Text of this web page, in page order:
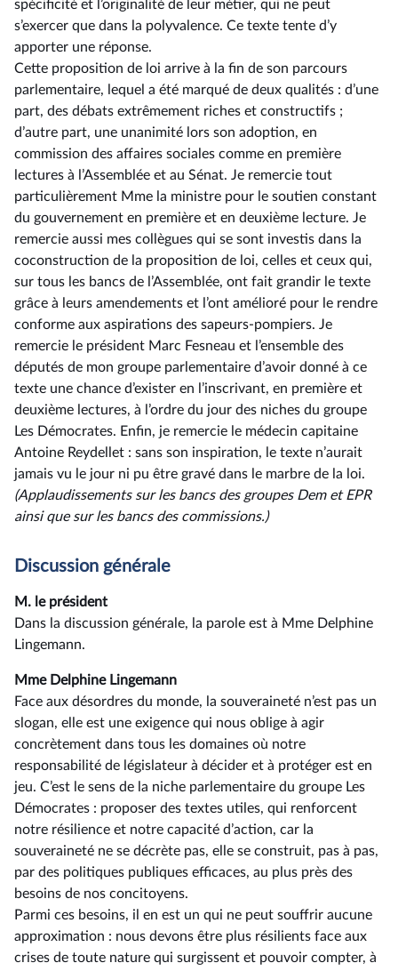
spécificité et l’originalité de leur métier, qui ne peut
s’exercer que dans la polyvalence. Ce texte tente d’y
apporter une réponse.
Cette proposition de loi arrive à la fin de son parcours
parlementaire, lequel a été marqué de deux qualités : d’une
part, des débats extrêmement riches et constructifs ;
d’autre part, une unanimité lors son adoption, en
commission des affaires sociales comme en première
lectures à l’Assemblée et au Sénat. Je remercie tout
particulièrement Mme la ministre pour le soutien constant
du gouvernement en première et en deuxième lecture. Je
remercie aussi mes collègues qui se sont investis dans la
coconstruction de la proposition de loi, celles et ceux qui,
sur tous les bancs de l’Assemblée, ont fait grandir le texte
grâce à leurs amendements et l’ont amélioré pour le rendre
conforme aux aspirations des sapeurs-pompiers. Je
remercie le président Marc Fesneau et l’ensemble des
députés de mon groupe parlementaire d’avoir donné à ce
texte une chance d’exister en l’inscrivant, en première et
deuxième lectures, à l’ordre du jour des niches du groupe
Les Démocrates. Enfin, je remercie le médecin capitaine
Antoine Reydellet : sans son inspiration, le texte n’aurait
jamais vu le jour ni pu être gravé dans le marbre de la loi.
(Applaudissements sur les bancs des groupes Dem et EPR
ainsique sur les bancs des commissions.)
Discussion générale
M. le président
Dans la discussion générale, la parole est à Mme Delphine
Lingemann.
Mme Delphine Lingemann
Face aux désordres du monde, la souveraineté n’est pas un
slogan, elle est une exigence qui nous oblige à agir
concrètement dans tous les domaines où notre
responsabilité de législateur à décider et à protéger est en
jeu. C’est le sens de la niche parlementaire du groupe Les
Démocrates : proposer des textes utiles, qui renforcent
notre résilience et notre capacité d’action, car la
souveraineté ne se décrète pas, elle se construit, pas à pas,
par des politiques publiques efficaces, au plus près des
besoins de nos concitoyens.
Parmi ces besoins, il en est un qui ne peut souffrir aucune
approximation : nous devons être plus résilients face aux
crises de toute nature qui surgissent et pouvoir compter, à